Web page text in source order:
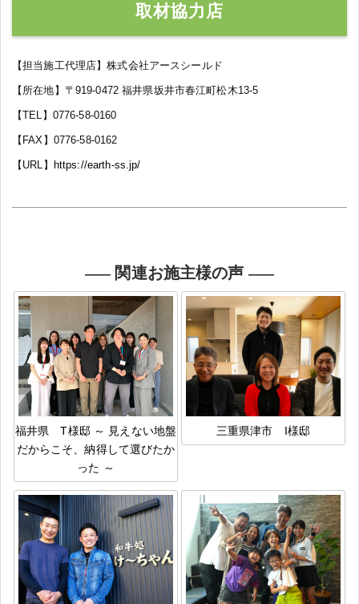
取材協力店
【担当施工代理店】株式会社アースシールド
【所在地】〒919-0472 福井県坂井市春江町松木13-5
【TEL】0776-58-0160
【FAX】0776-58-0162
【URL】 https://earth-ss.jp/
関連お施主様の声
福井県 T様邸 ～ 見えない地盤
だからこそ、納得して選びたか
った ～
三重県津市 I様邸